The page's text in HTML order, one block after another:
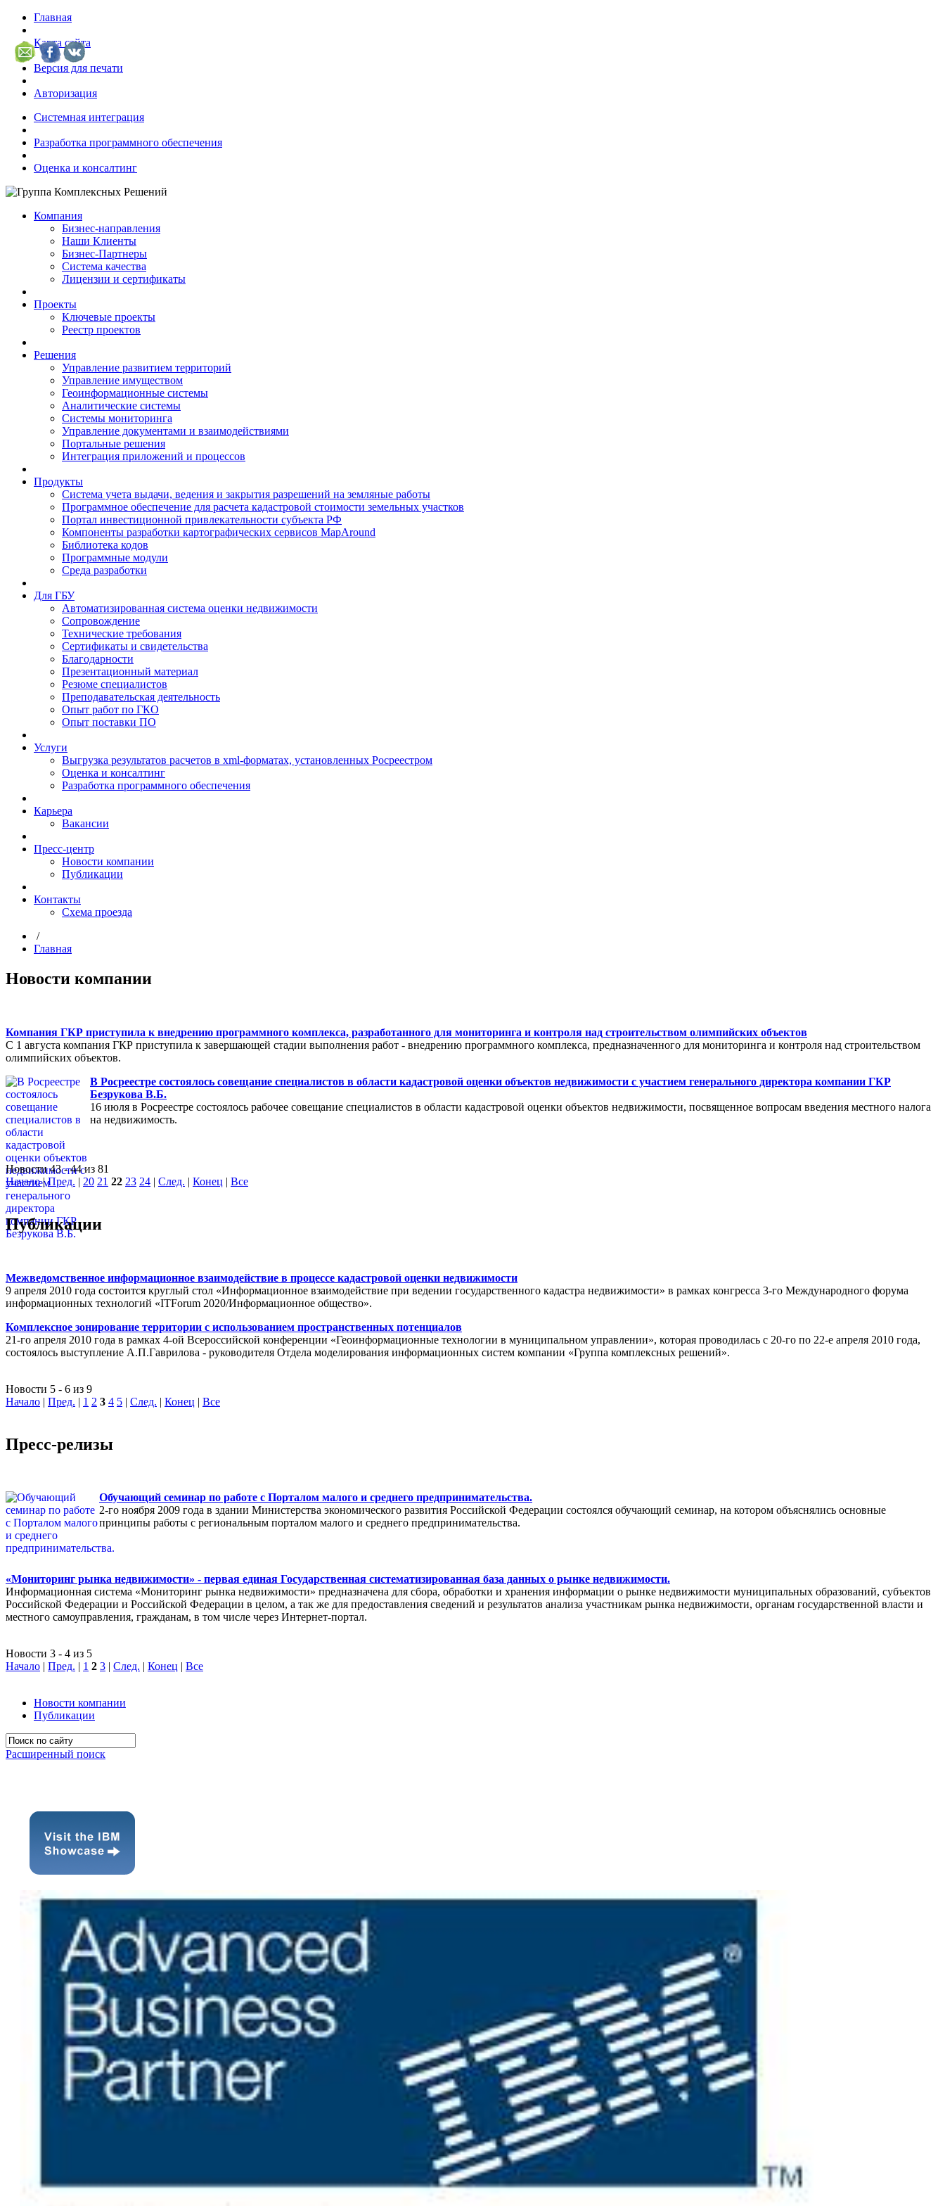
Главная
Карта сайта
Версия для печати
Авторизация
Системная интеграция
Разработка программного обеспечения
Оценка и консалтинг
Компания
Бизнес-направления
Наши Клиенты
Бизнес-Партнеры
Система качества
Лицензии и сертификаты
Проекты
Ключевые проекты
Реестр проектов
Решения
Управление развитием территорий
Управление имуществом
Геоинформационные системы
Аналитические системы
Системы мониторинга
Управление документами и взаимодействиями
Портальные решения
Интеграция приложений и процессов
Продукты
Система учета выдачи, ведения и закрытия разрешений на земляные работы
Программное обеспечение для расчета кадастровой стоимости земельных участков
Портал инвестиционной привлекательности субъекта РФ
Компоненты разработки картографических сервисов MapAround
Библиотека кодов
Программные модули
Среда разработки
Для ГБУ
Автоматизированная система оценки недвижимости
Сопровождение
Технические требования
Сертификаты и свидетельства
Благодарности
Презентационный материал
Резюме специалистов
Преподавательская деятельность
Опыт работ по ГКО
Опыт поставки ПО
Услуги
Выгрузка результатов расчетов в xml-форматах, установленных Росреестром
Оценка и консалтинг
Разработка программного обеспечения
Карьера
Вакансии
Пресс-центр
Новости компании
Публикации
Контакты
Схема проезда
/
Главная
Новости компании
Компания ГКР приступила к внедрению программного комплекса, разработанного для мониторинга и контроля над строительством олимпийских объектов
С 1 августа компания ГКР приступила к завершающей стадии выполнения работ - внедрению программного комплекса, предназначенного для мониторинга и контроля над строительством
олимпийских объектов.
В Росреестре состоялось совещание специалистов в области кадастровой оценки объектов недвижимости с участием генерального директора компании ГКР
Безрукова В.Б.
16 июля в Росреестре состоялось рабочее совещание специалистов в области кадастровой оценки объектов недвижимости, посвященное вопросам введения местного налога
на недвижимость.
Новости 43 - 44 из 81
Начало|Пред. | 20 21 22 23 24 | След. | Конец | Все
Публикации
Межведомственное информационное взаимодействие в процессе кадастровой оценки недвижимости
9 апреля 2010 года состоится круглый стол «Информационное взаимодействие при ведении государственного кадастра недвижимости» в рамках конгресса 3-го Международного форума
информационных технологий «ITForum 2020/Информационное общество».
Комплексное зонирование территории с использованием пространственных потенциалов
21-го апреля 2010 года в рамках 4-ой Всероссийской конференции «Геоинформационные технологии в муниципальном управлении», которая проводилась с 20-го по 22-е апреля 2010 года,
состоялось выступление А.П.Гаврилова - руководителя Отдела моделирования информационных систем компании «Группа комплексных решений».
Новости 5 - 6 из 9
Начало | Пред. | 1 2 3 4 5 | След. | Конец | Все
Пресс-релизы
Обучающий семинар по работе с Порталом малого и среднего предпринимательства.
2-го ноября 2009 года в здании Министерства экономического развития Российской Федерации состоялся обучающий семинар, на котором объяснялись основные
принципы работы с региональным порталом малого и среднего предпринимательства.
«Мониторинг рынка недвижимости» - первая единая Государственная систематизированная база данных о рынке недвижимости.
Информационная система «Мониторинг рынка недвижимости» предназначена для сбора, обработки и хранения информации о рынке недвижимости муниципальных образований, субъектов
Российской Федерации и Российской Федерации в целом, а так же для предоставления сведений и результатов анализа участникам рынка недвижимости, органам государственной власти и
местного самоуправления, гражданам, в том числе через Интернет-портал.
Новости 3 - 4 из 5
Начало | Пред. | 1 2 3 | След. | Конец | Все
Новости компании
Публикации
Расширенный поиск